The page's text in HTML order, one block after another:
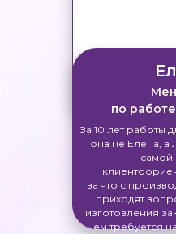
За 10 лет работы
она не Елена, а
за что с
приходят
изготовления
чем требуется
по